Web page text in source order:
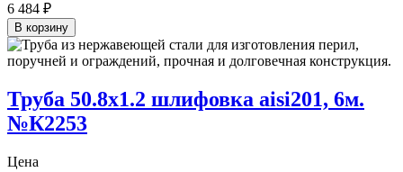
6 484 ₽
В корзину
Труба 50.8х1.2 шлифовка aisi201, 6м.
№К2253
Цена